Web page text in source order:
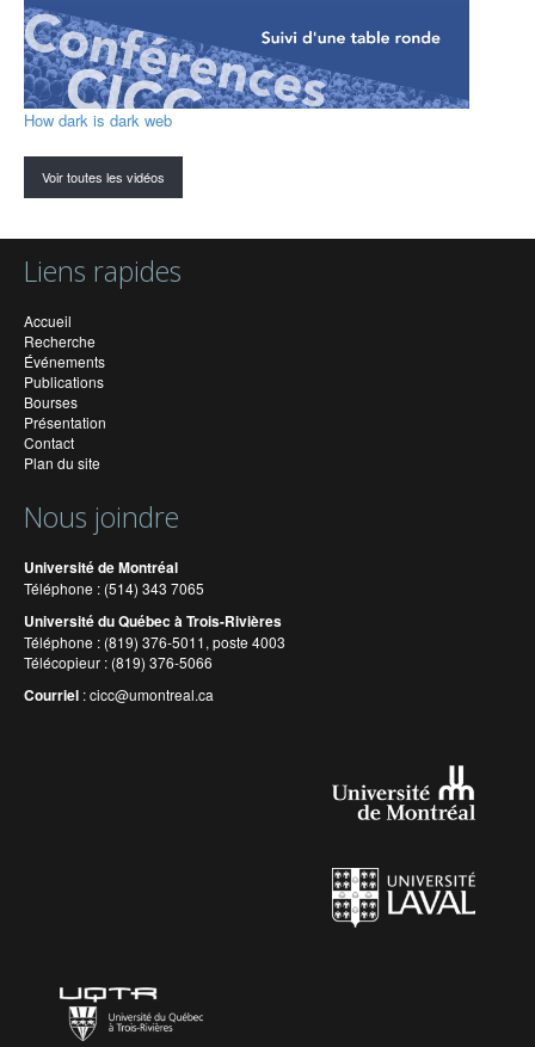
How dark is dark web
Voir toutes les vidéos
Liens rapides
Accueil
Recherche
Événements
Publications
Bourses
Présentation
Contact
Plan du site
Nous joindre
Université de Montréal
Téléphone : (514) 343 7065
Université du Québec à Trois-Rivières
Téléphone : (819) 376-5011, poste 4003
Télécopieur : (819) 376-5066
Courriel :cicc@umontreal.ca